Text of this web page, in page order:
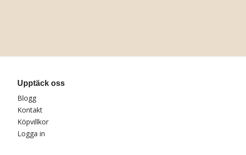
Upptäck oss
Blogg
Kontakt
Köpvillkor
Logga in